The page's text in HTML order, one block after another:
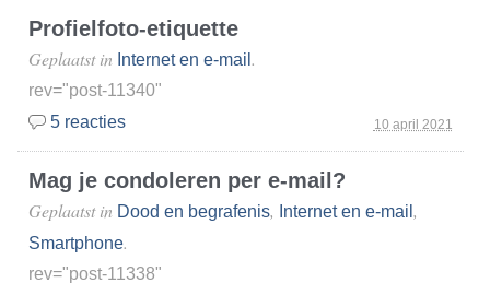
Profielfoto-etiquette
10 april 2021
Geplaatst in Internet en e-mail .
rev="post-11340"
5 reacties
Mag je condoleren per e-mail?
Geplaatst in Dood en begrafenis, Internet en e-mail ,
Smartphone.
rev="post-11338"